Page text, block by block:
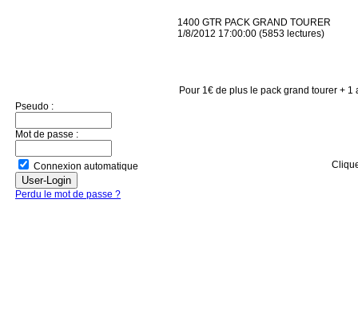
Pseudo :
Mot de passe :
Connexion automatique
Perdu le mot de passe ?
1400 GTR PACK GRAND TOURER
1/8/2012 17:00:00 (5853 lectures)
Pour 1€ de plus le pack grand tourer +